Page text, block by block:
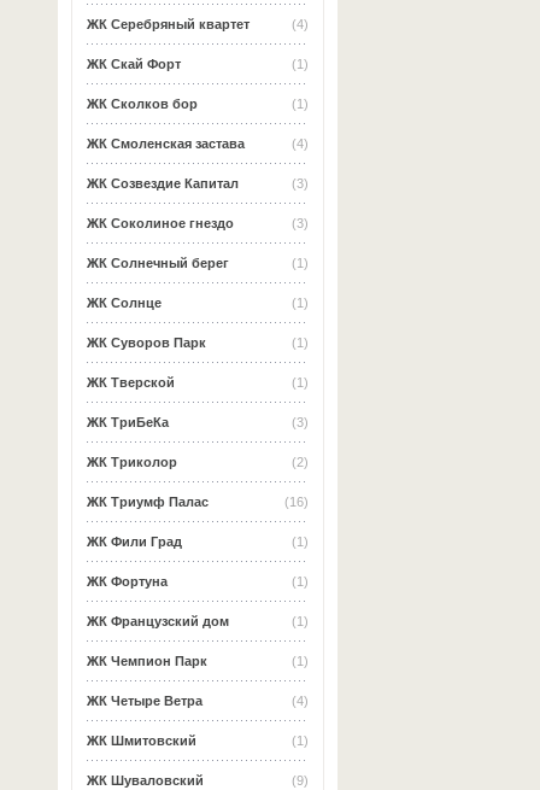
(4)
ЖК Серебряный квартет
(1)
ЖК Скай Форт
(1)
ЖК Сколков бор
(4)
ЖК Смоленская застава
(3)
ЖК Созвездие Капитал
(3)
ЖК Соколиное гнездо
(1)
ЖК Солнечный берег
(1)
ЖК Солнце
(1)
ЖК Суворов Парк
(1)
ЖК Тверской
(3)
ЖК ТриБеКа
(2)
ЖК Триколор
(16)
ЖК Триумф Палас
(1)
ЖК Фили Град
(1)
ЖК Фортуна
(1)
ЖК Французский дом
(1)
ЖК Чемпион Парк
(4)
ЖК Четыре Ветра
(1)
ЖК Шмитовский
(9)
ЖК Шуваловский